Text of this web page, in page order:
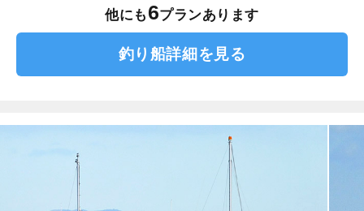
他にも 6プランあります
釣り船詳細を見る